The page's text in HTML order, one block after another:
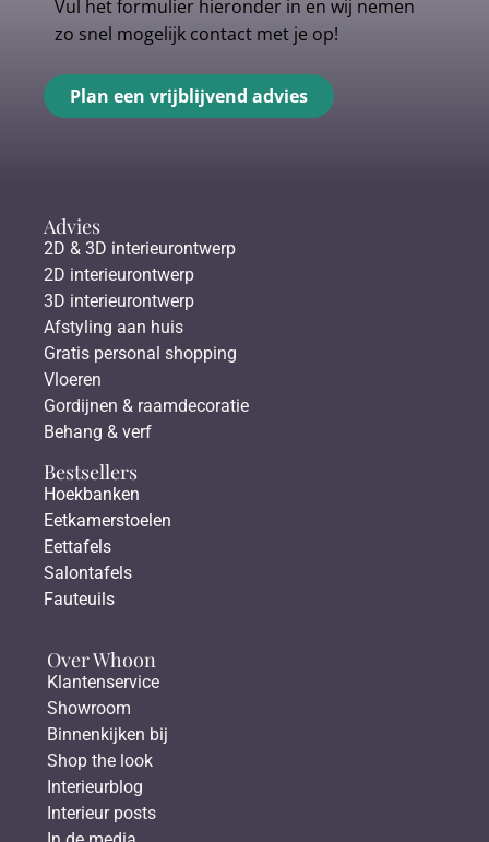
Vul het formulier hieronder in en wij nemen
zo snel mogelijk contact met je op!
Plan een vrijblijvend advies
Advies
2D & 3D interieurontwerp
2D interieurontwerp
3D interieurontwerp
Afstyling aan huis
Gratis personal shopping
Vloeren
Gordijnen & raamdecoratie
Behang & verf
Bestsellers
Hoekbanken
Eetkamerstoelen
Eettafels
Salontafels
Fauteuils
Over Whoon
Klantenservice
Showroom
Binnenkijken bij
Shop the look
Interieurblog
Interieur posts